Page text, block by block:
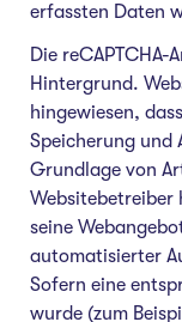
erfassten Daten
Die
Hintergrund.
hingewiesen,
Speicherung und
Grundlage von
Websitebetreiber
seine
automatisierter
Sofern eine
wurde (zum